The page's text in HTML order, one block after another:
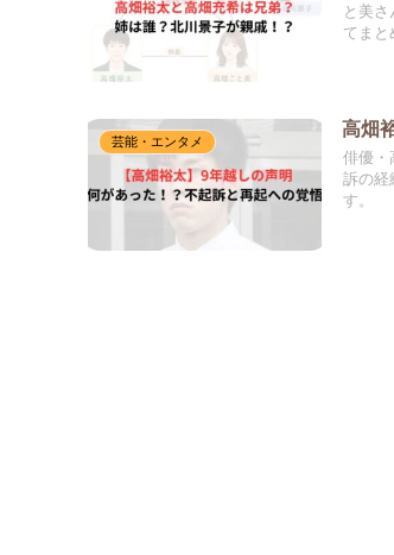
と美
てまと
芸能・エンタメ
高畑
俳優・
訴の経
す。